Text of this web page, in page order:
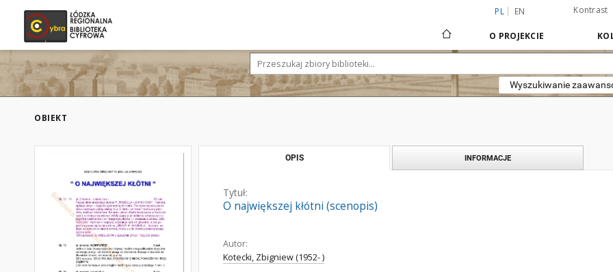
PL EN Kontrast
O PROJEKCIE
Wyszukiwanie
OBIEKT
OPIS INFORMACJE
Tytuł:
O największej kłótni (scenopis)
Autor:
Kotecki, Zbigniew (1952- )